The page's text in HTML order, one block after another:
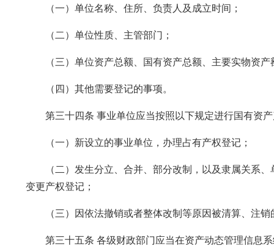
（一）单位名称、住所、负责人及成立时间；
（二）单位性质、主管部门；
（三）单位资产总额、国有资产总额、主要实物资产
（四）其他需要登记的事项。
第三十四条 事业单位应当按照以下规定进行国有资产
（一）新设立的事业单位，办理占有产权登记；
（二）发生分立、合并、部分改制，以及隶属关系、
变更产权登记；
（三）因依法撤销或者整体改制等原因被清算、注销
第三十五条 各级财政部门应当在资产动态管理信息系